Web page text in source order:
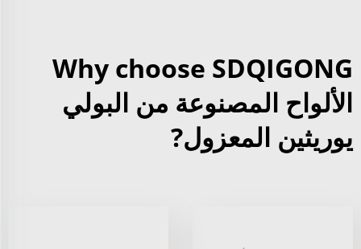
Why choose SDQIGONG
الألواح المصنوعة من البولي
يوريثين المعزول?